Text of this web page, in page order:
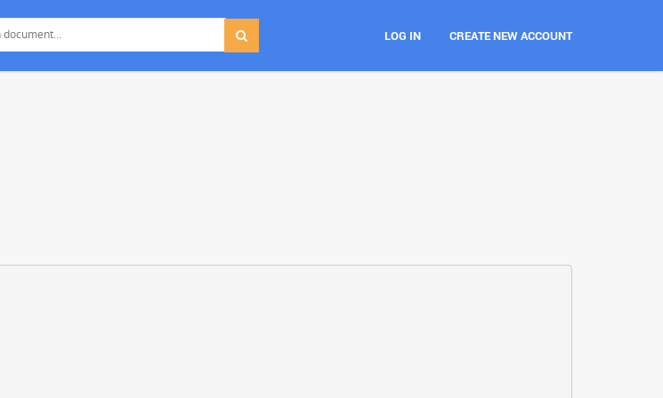
LOG IN CREATE NEW ACCOUNT